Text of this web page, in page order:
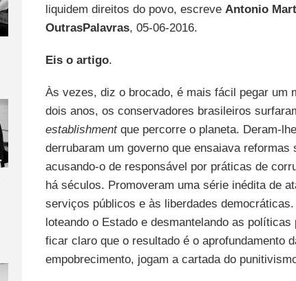
liquidem direitos do povo, escreve Antonio
OutrasPalavras, 05-06-2016.
Eis o artigo.
Às vezes, diz o brocado, é mais fácil pegar um
dois anos, os conservadores brasileiros
establishmentque percorre o planeta. Deram-
derrubaram um governo que ensaiava
acusando-o de responsável por práticas de
há séculos. Promoveram uma série inédita de
serviços públicos e às liberdades
loteando o Estado e desmantelando as
ficar claro que o resultado é o aprofundamento
empobrecimento, jogam a cartada do